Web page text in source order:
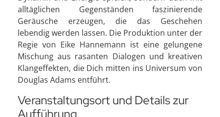
alltäglichen Gegenständen faszinierende
Geräusche erzeugen, die das Geschehen
lebendig werden lassen. Die Produktion unter der
Regie von Eike Hannemann ist eine gelungene
Mischung aus rasanten Dialogen und kreativen
Klangeffekten, die Dich mitten ins Universum von
Douglas Adams entführt.
Veranstaltungsort und Details zur
Aufführung